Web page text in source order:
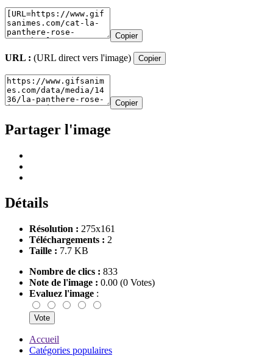
Copier
URL : (URL direct vers l'image) Copier
Copier
Partager l'image
Détails
Résolution : 275x161
Téléchargements : 2
Taille : 7.7 KB
Nombre de clics : 833
Note de l'image : 0.00 (0 Votes)
Evaluez l'image :
Accueil
Catégories populaires